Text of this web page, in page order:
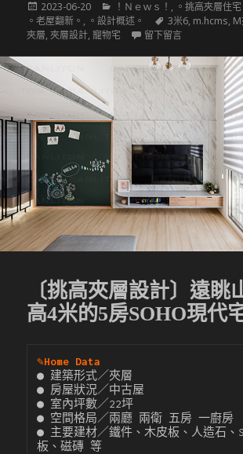
發
佈
於
2023-06-20
分
類
！Ｎｅｗｓ！ , 。挑高夾層住宅
。老屋翻新。 , 。設計概述。
標
籤
3米6, m.hcms,
夾層,夾層設計,寵物宅 留下留言在 〔挑高夾
〔挑高夾層設計〕遠眺
高4米的5房SOHO現代
✎Home Data
● 建築形式／夾層
● 房屋狀況／中古屋
● 室內坪數／22坪
● 空間格局／兩廳 兩衛 五房 一廚房
● 主要建材／鐵件、木皮板、人造石、
板、磁磚 等